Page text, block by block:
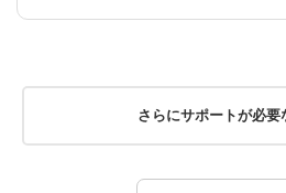
さらにサポートが必要